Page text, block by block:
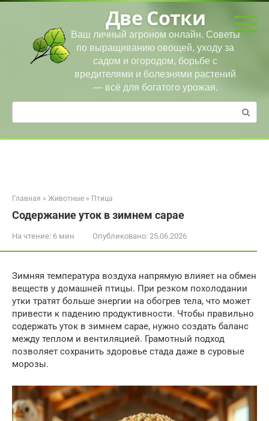
Перейти
Две Сотки
Ваш личный агроном онлайн. Советы
по выращиванию овощей, уходу за
садом и огородом, борьбе с
вредителями и болезнями растений
— всё для богатого урожая.
Поиск:
Главная » Животные » Птица
Содержание уток в зимнем сарае
На чтение: 6 мин Опубликовано: 25.06.2026
Зимняя температура воздуха напрямую влияет на обмен
веществ у домашней птицы. При резком похолодании
утки тратят больше энергии на обогрев тела, что может
привести к падению продуктивности. Чтобы правильно
содержать уток в зимнем сарае, нужно создать баланс
между теплом и вентиляцией. Грамотный подход
позволяет сохранить здоровье стада даже в суровые
морозы.